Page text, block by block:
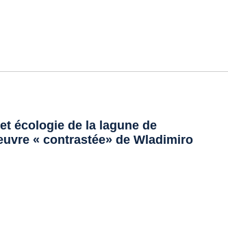
écologie de la lagune de
« contrastée» de Wladimiro